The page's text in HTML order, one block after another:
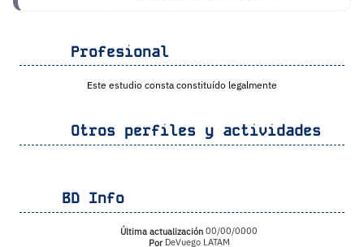
Profesional
Este estudio consta constituído legalmente
Otros perfiles y actividades
BD Info
Última actualización 00/00/0000
PorDeVuego LATAM